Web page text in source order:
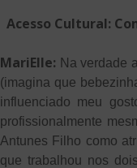
Acesso Cultural:
MariElle: Na verdade
(imagina que
influenciado meu
profissionalmente
Antunes Filho como
que trabalhou nos